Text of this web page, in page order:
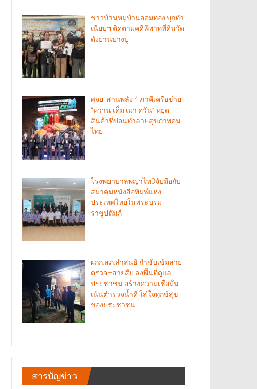
ชาวบ้านหมู่บ้านออมทอง บุกทำ
เนียบฯ ติดตามคดีพิพาทที่ดินวัด
ดังย่านบางปู
ศจย. สานพลัง 4 ภาคีเครือข่าย
“หวาน เค็ม เมา ควัน” หยุด!
สินค้าที่บ่อนทำลายสุขภาพคน
ไทย
โรงพยาบาลพญาไท3จับมือกับ
สมาคมหนังสือพิมพ์แห่ง
ประเทศไทยในพระบรม
ราชูปถัมภ์
ผกก.สภ.ลำสนธิ กำชับเข้มสาย
ตรวจ–สายสืบ ลงพื้นที่ดูแล
ประชาชน สร้างความเชื่อมั่น
เน้นตำรวจน้ำดี ใส่ใจทุกข์สุข
ของประชาชน
สารบัญข่าว